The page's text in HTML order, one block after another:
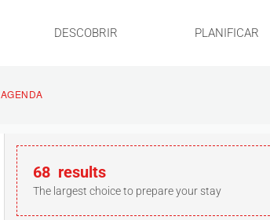
DESCOBRIR PLANIFICAR
AGENDA
68 results
The largest choice to prepare your stay